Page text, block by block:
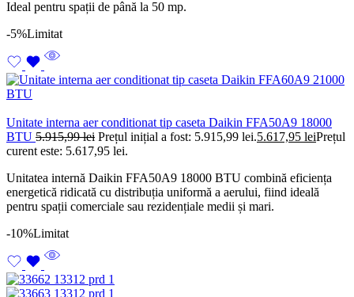
Ideal pentru spații de până la 50 mp.
-5%Limitat
Unitate interna aer conditionat tip caseta Daikin FFA50A9 18000
BTU 5.915,99lei Prețul inițial a fost: 5.915,99 lei.5.617,95 leiPrețul
curent este: 5.617,95 lei.
Unitatea internă Daikin FFA50A9 18000 BTU combină eficiența
energetică ridicată cu distribuția uniformă a aerului, fiind ideală
pentru spații comerciale sau rezidențiale medii și mari.
-10%Limitat